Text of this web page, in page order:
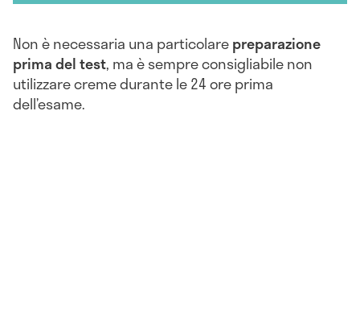
Non è necessaria una particolarepreparazione
prima del test, ma è sempre consigliabile non
utilizzare creme durante le 24 ore prima
dell’esame.